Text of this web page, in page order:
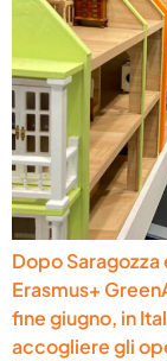
Dopo
Erasmus+
fine giugno, in
accogliere gli